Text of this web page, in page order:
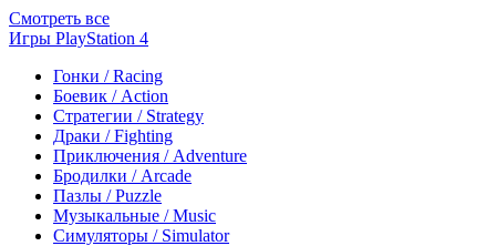
Смотреть все
Игры PlayStation 4
Гонки / Racing
Боевик / Action
Стратегии / Strategy
Драки / Fighting
Приключения / Adventure
Бродилки / Arcade
Пазлы / Puzzle
Музыкальные / Music
Симуляторы / Simulator